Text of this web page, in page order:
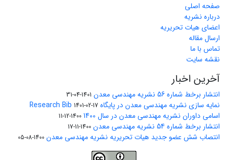
صفحه اصلی
درباره نشریه
اعضای هیات تحریریه
ارسال مقاله
تماس با ما
نقشه سایت
آخرین اخبار
انتشار برخط شماره 56 نشریه مهندسی معدن 1401-04-31
نمایه سازی نشریه مهندسی معدن در پایگاه Research Bib 1401-02-17
اسامی داوران نشریه مهندسی معدن در سال 1400 1400-12-11
انتشار برخط شماره 54 نشریه مهندسی معدن 1400-11-17
انتصاب شش عضو جدید هیات تحریریه نشریه مهندسی معدن 1400-08-05